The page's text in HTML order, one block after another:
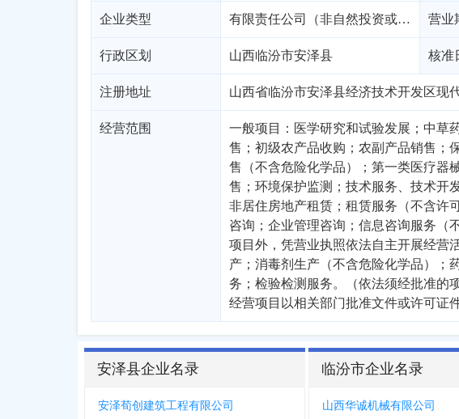
企业类型 有限责任公司（非自然投资或控股的法独资） 营业
行政区划 山西临汾市安泽县 核准
注册地址 山西省临汾市安泽县经济技术开发区现
经营范围
一般项目：医学研究和试验发展；中草
售；初级农产品收购；农副产品销售；
售（不含危险化学品）；第一类医疗器
售；环境保护监测；技术服务、技术开
非居住房地产租赁；租赁服务（不含许
咨询；企业管理咨询；信息咨询服务（
项目外，凭营业执照依法自主开展经营
产；消毒剂生产（不含危险化学品）；
务；检验检测服务。（依法须经批准的
经营项目以相关部门批准文件或许可证
安泽县企业名录
安泽荀创建筑工程有限公司
临汾市企业名录
山西华诚机械有限公司